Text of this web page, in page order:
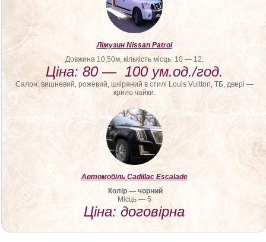
Лімузин Nissan Patrol
Довжина 10,50м, кількість місць: 10 — 12;
Ціна: 80 — 100 ум.од./год.
Салон: вишневий, рожевий, шкіряний в стилі Louis Vuitton, ТБ, двері —
крило чайки.
Автомобіль Cadillac Escalade
Колір — чорний
Місць — 5
Ціна: договірна